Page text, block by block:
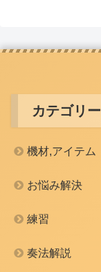
カテゴリー
機材,アイテム
お悩み解決
練習
奏法解説